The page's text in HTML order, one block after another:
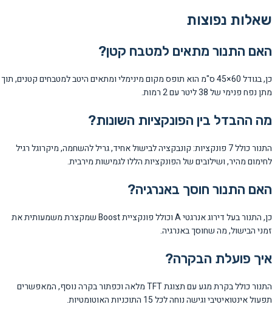
שאלות נפוצות
האם התנור מתאים למטבח קטן?
כן, בגודל 60×45 ס"מ הוא תופס מקום מינימלי ומתאים היטב למטבחים קטנים, תוך
מתן נפח פנימי של 38 ליטר עם 2 רמות.
מה ההבדל בין הפונקציות השונות?
התנור כולל 7 פונקציות: קונבקציה לבישול אחיד, גריל להשחמה, מיקרוגל רגיל
לחימום מהיר, ושילובים של הפונקציות הללו לגמישות מירבית.
האם התנור חוסך באנרגיה?
כן, התנור בעל דירוג אנרגטי A וכולל פונקציית Boost שמקצרת משמעותית את
זמני הבישול, מה שחוסך באנרגיה.
איך פועלת הבקרה?
התנור כולל בקרת מגע עם תצוגת TFT מלאה וכפתור בקרה נוסף, המאפשרים
תפעול אינטואיטיבי וגישה נוחה לכל 15 התוכניות האוטומטיות.